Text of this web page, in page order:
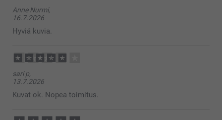
Anne Nurmi,
16.7.2026
Hyviä kuvia.
sari p,
13.7.2026
Kuvat ok. Nopea toimitus.